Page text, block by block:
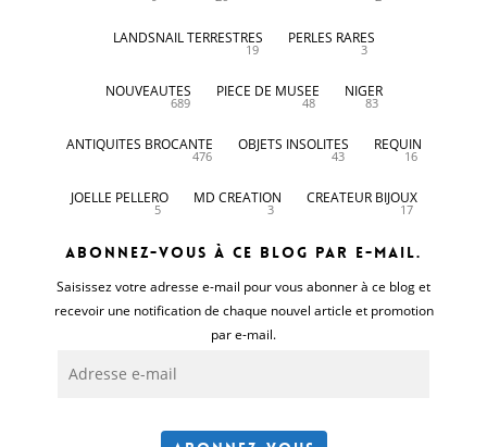
LANDSNAIL TERRESTRES
19
PERLES RARES
3
NOUVEAUTES
689
PIECE DE MUSEE
48
NIGER
83
ANTIQUITES BROCANTE
476
OBJETS INSOLITES
43
REQUIN
16
JOELLE PELLERO
5
MD CREATION
3
CREATEUR BIJOUX
17
Abonnez-vous à ce blog par e-mail.
Saisissez votre adresse e-mail pour vous abonner à ce blog et
recevoir une notification de chaque nouvel article et promotion
par e-mail.
e-